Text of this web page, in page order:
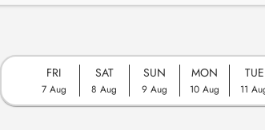
FRI
7 Aug
SAT
8 Aug
SUN
9 Aug
MON
10 Aug
TUE
11